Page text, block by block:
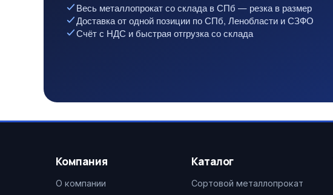
Весь металлопрокат со склада в СПб — резка в размер
Доставка от одной позиции по СПб, Ленобласти и СЗФО
Счёт с НДС и быстрая отгрузка со склада
Компания
О компании
Каталог
Сортовой металлопрокат